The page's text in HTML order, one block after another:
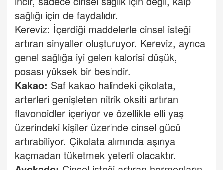
sağlığı için de faydalıdır.
Kereviz: İçerdiği maddelerle cinsel isteği
artıran sinyaller oluşturuyor. Kereviz, ayrıca
genel sağlığa iyi gelen kalorisi düşük,
posası yüksek bir besindir.
Kakao: Saf kakao halindeki çikolata,
arterleri genişleten nitrik oksiti artıran
flavonoidler içeriyor ve özellikle elli yaş
üzerindeki kişiler üzerinde cinsel gücü
artırabiliyor. Çikolata alımında aşırıya
kaçmadan tüketmek yeterli olacaktır.